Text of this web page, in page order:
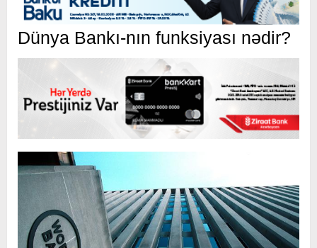
Dünya Bankı-nın funksiyası nədir?